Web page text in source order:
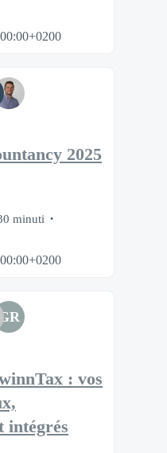
2025
minuti
GR
: vos
intégrés